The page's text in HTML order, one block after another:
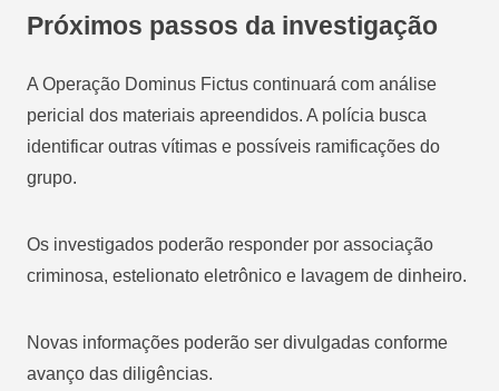
Próximos passos da investigação
A Operação Dominus Fictus continuará com análise
pericial dos materiais apreendidos. A polícia busca
identificar outras vítimas e possíveis ramificações do
grupo.
Os investigados poderão responder por associação
criminosa, estelionato eletrônico e lavagem de dinheiro.
Novas informações poderão ser divulgadas conforme
avanço das diligências.